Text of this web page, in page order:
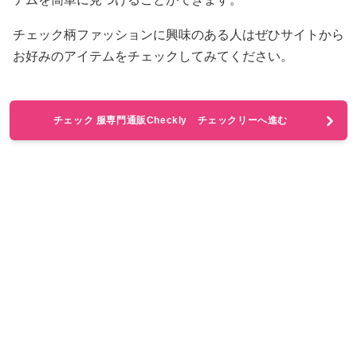
チェック柄ファッションに興味のある人はぜひサイトから
お好みのアイテムをチェックしてみてください。
チェック 服専門通販Checkly チェックリーへ進む